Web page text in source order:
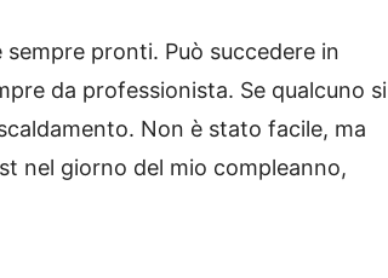
pronti. Può succedere in
da professionista. Se qualcuno si
Non è stato facile, ma
nel giorno del mio compleanno,